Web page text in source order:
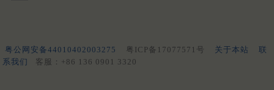
粤公网安备44010402003275 粤ICP备17077571号 关于本站
联
系我们
客服：+86 136 0901 3320